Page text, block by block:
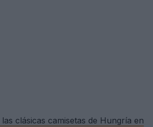
clásicas camisetas de Hungría en